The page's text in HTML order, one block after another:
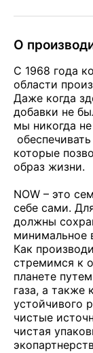
О
С 1968 года
области
Даже когда
добавки не
мы никогда
которые
образ жизни.
NOW – это
себе сами.
должны
минимальное
Как
стремимся к
планете
газа, а также
устойчивого
чистые
чистая